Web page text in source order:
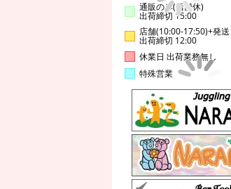
通販のみ(店舗休)
出荷締切 15:00
店舗(10:00-17:50)+発送
出荷締切 12:00
休業日 出荷業務無し
特殊営業